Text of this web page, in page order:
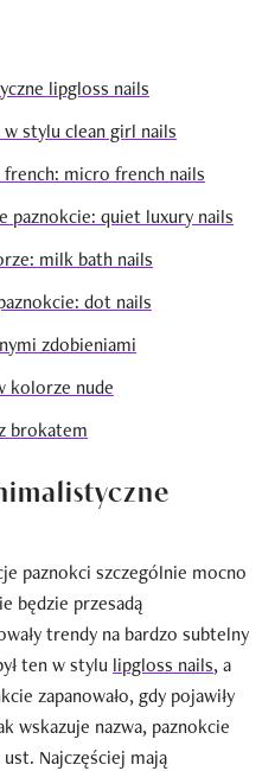
lipgloss nails
stylu clean girl nails
micro french nails
paznokcie: quiet luxury nails
milk bath nails
dot nails
zdobieniami
kolorze nude
brokatem
paznokci szczególnie mocno
będzie przesadą
trendy na bardzo subtelny
ten w stylu lipgloss nails, a
zapanowało, gdy pojawiły
wskazuje nazwa, paznokcie
Najczęściej mają